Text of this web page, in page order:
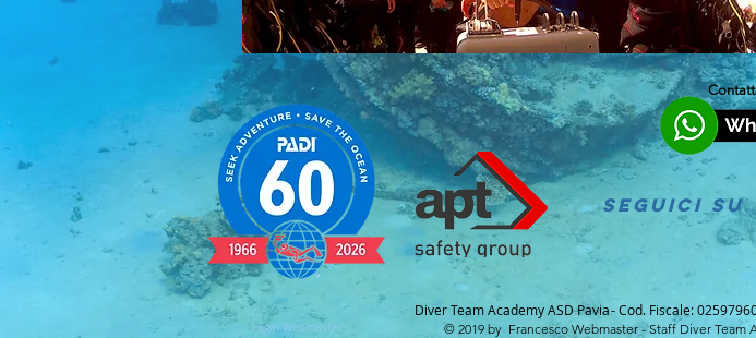
Seguici su
Diver Team Academy ASD Pavia- Cod. Fiscale:
© 2019 by Francesco Webmaster - Staff Diver Team
Login Webmaster